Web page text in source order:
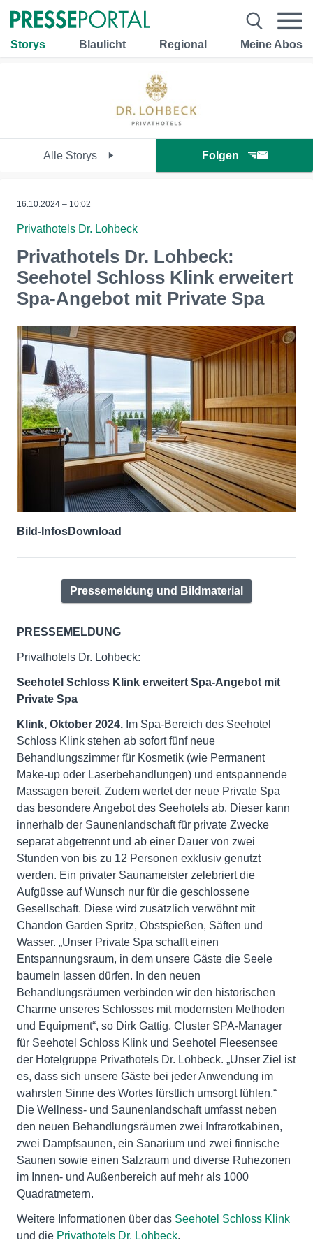
Storys Blaulicht Regional Meine Abos
Alle Storys Folgen
16.10.2024 – 10:02
Privathotels Dr. Lohbeck
Privathotels Dr. Lohbeck:
Seehotel Schloss Klink erweitert
Spa-Angebot mit Private Spa
Bild-InfosDownload
Pressemeldung und Bildmaterial
PRESSEMELDUNG
Privathotels Dr. Lohbeck:
Seehotel Schloss Klink erweitert Spa-Angebot mit
Private Spa
Klink, Oktober 2024. Im Spa-Bereich des Seehotel
Schloss Klink stehen ab sofort fünf neue
Behandlungszimmer für Kosmetik (wie Permanent
Make-up oder Laserbehandlungen) und entspannende
Massagen bereit. Zudem wertet der neue Private Spa
das besondere Angebot des Seehotels ab. Dieser kann
innerhalb der Saunenlandschaft für private Zwecke
separat abgetrennt und ab einer Dauer von zwei
Stunden von bis zu 12 Personen exklusiv genutzt
werden. Ein privater Saunameister zelebriert die
Aufgüsse auf Wunsch nur für die geschlossene
Gesellschaft. Diese wird zusätzlich verwöhnt mit
Chandon Garden Spritz, Obstspießen, Säften und
Wasser. „Unser Private Spa schafft einen
Entspannungsraum, in dem unsere Gäste die Seele
baumeln lassen dürfen. In den neuen
Behandlungsräumen verbinden wir den historischen
Charme unseres Schlosses mit modernsten Methoden
und Equipment“, so Dirk Gattig, Cluster SPA-Manager
für Seehotel Schloss Klink und Seehotel Fleesensee
der Hotelgruppe Privathotels Dr. Lohbeck. „Unser Ziel ist
es, dass sich unsere Gäste bei jeder Anwendung im
wahrsten Sinne des Wortes fürstlich umsorgt fühlen.“
Die Wellness- und Saunenlandschaft umfasst neben
den neuen Behandlungsräumen zwei Infrarotkabinen,
zwei Dampfsaunen, ein Sanarium und zwei finnische
Saunen sowie einen Salzraum und diverse Ruhezonen
im Innen- und Außenbereich auf mehr als 1000
Quadratmetern.
Weitere Informationen über das Seehotel Schloss Klink
und die Privathotels Dr. Lohbeck.